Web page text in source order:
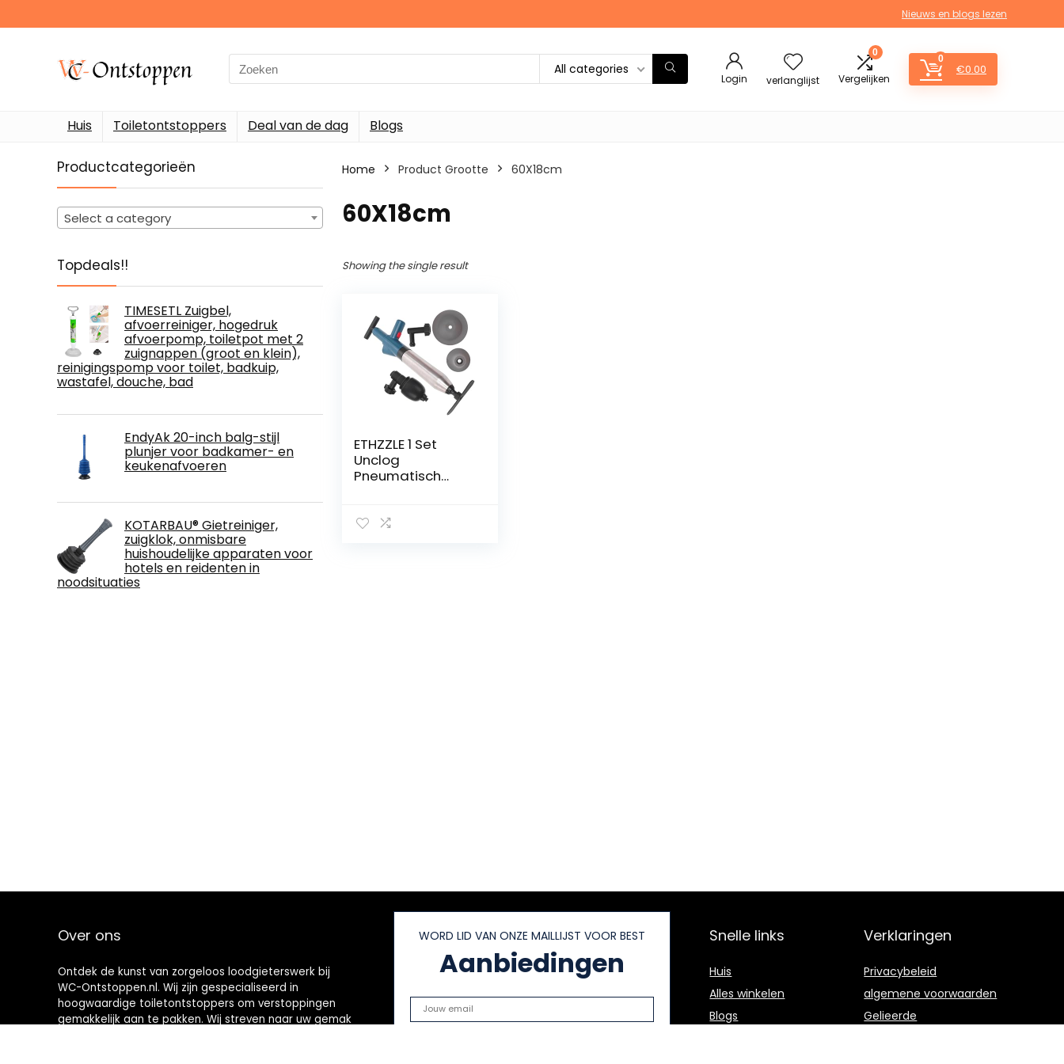
Nieuws en blogs lezen
Search
for:
All categories
Login verlanglijst
0
Vergelijken
0
€0.00
Huis Toiletontstoppers Deal van de dag Blogs
Productcategorieën
Select a category
Topdeals!!
TIMESETL Zuigbel,
afvoerreiniger, hogedruk
afvoerpomp, toiletpot met 2
zuignappen (groot en klein),
reinigingspomp voor toilet, badkuip,
wastafel, douche, bad
EndyAk 20-inch balg-stijl
plunjer voor badkamer- en
keukenafvoeren
KOTARBAU® Gietreiniger,
zuigklok, onmisbare
huishoudelijke apparaten voor
hotels en reidenten in
noodsituaties
Home Product Grootte ‎60X18cm
‎60X18cm
Showing the single result
ETHZZLE 1 Set
Unclog
Pneumatisch
Plunjer Snake voor
Over ons
Ontdek de kunst van zorgeloos loodgieterswerk bij
WC-Ontstoppen.nl. Wij zijn gespecialiseerd in
hoogwaardige toiletontstoppers om verstoppingen
gemakkelijk aan te pakken. Wij streven naar uw gemak
WORD LID VAN ONZE MAILLIJST VOOR BEST
Aanbiedingen
Snelle links
Huis
Alles winkelen
Blogs
Verklaringen
Privacybeleid
algemene voorwaarden
Gelieerde
openbaarmaking